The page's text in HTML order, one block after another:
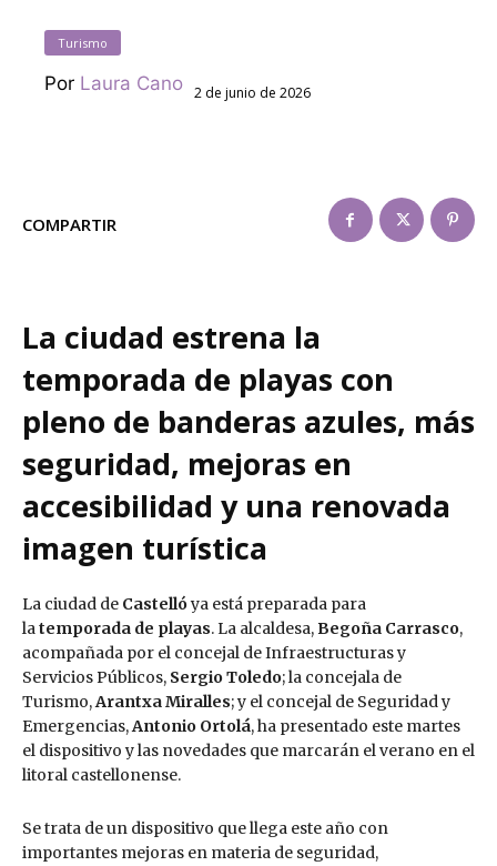
Turismo
Por Laura Cano 2 de junio de 2026
COMPARTIR
La ciudad estrena la
temporada de playas con
pleno de banderas azules, más
seguridad, mejoras en
accesibilidad y una renovada
imagen turística
La ciudad de Castellóya está preparada para
latemporada de playas. La alcaldesa,Begoña Carrasco,
acompañada por el concejal de Infraestructuras y
Servicios Públicos, Sergio Toledo; la concejala de
Turismo,Arantxa Miralles; y el concejal de Seguridad y
Emergencias,Antonio Ortolá, ha presentado este martes
el dispositivo y las novedades que marcarán el verano en el
litoral castellonense.
Se trata de un dispositivo que llega este año con
importantes mejoras en materia de seguridad,